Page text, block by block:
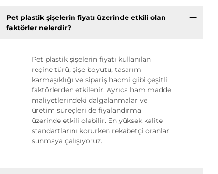
Pet plastik şişelerin fiyatı üzerinde etkili olan
faktörler nelerdir?
Pet plastik şişelerin fiyatı kullanılan
reçine türü, şişe boyutu, tasarım
karmaşıklığı ve sipariş hacmi gibi çeşitli
faktörlerden etkilenir. Ayrıca ham madde
maliyetlerindeki dalgalanmalar ve
üretim süreçleri de fiyalandırma
üzerinde etkili olabilir. En yüksek kalite
standartlarını korurken rekabetçi oranlar
sunmaya çalışıyoruz.